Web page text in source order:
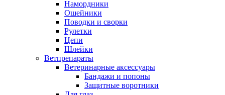
Намордники
Ошейники
Поводки и сворки
Рулетки
Цепи
Шлейки
Ветпрепараты
Ветеринарные аксессуары
Бандажи и попоны
Защитные воротники